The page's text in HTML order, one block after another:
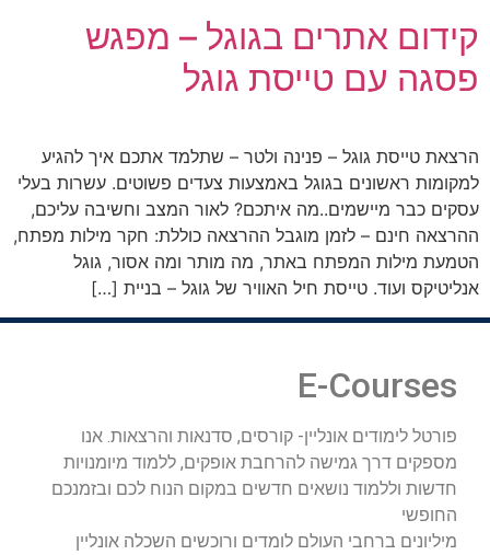
קידום אתרים בגוגל – מפגש
פסגה עם טייסת גוגל
הרצאת טייסת גוגל – פנינה ולטר – שתלמד אתכם איך להגיע
למקומות ראשונים בגוגל באמצעות צעדים פשוטים. עשרות בעלי
עסקים כבר מיישמים..מה איתכם? לאור המצב וחשיבה עליכם,
ההרצאה חינם – לזמן מוגבל ההרצאה כוללת: חקר מילות מפתח,
הטמעת מילות המפתח באתר, מה מותר ומה אסור, גוגל
אנליטיקס ועוד. טייסת חיל האוויר של גוגל – בניית […]
E-Courses
פורטל לימודים אונליין- קורסים, סדנאות והרצאות. אנו
מספקים דרך גמישה להרחבת אופקים, ללמוד מיומנויות
חדשות וללמוד נושאים חדשים במקום הנוח לכם ובזמנכם
החופשי
מיליונים ברחבי העולם לומדים ורוכשים השכלה אונליין